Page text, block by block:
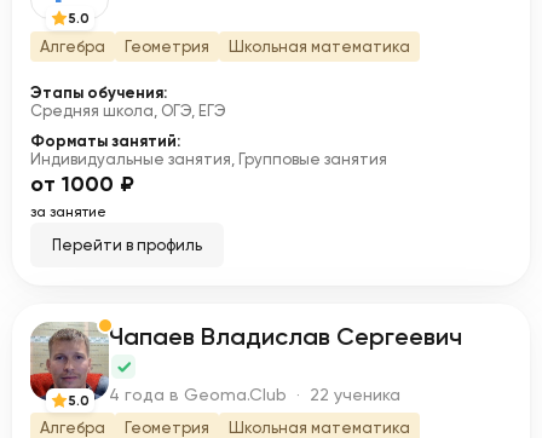
5.0
Алгебра Геометрия Школьная математика
Этапы обучения:
Средняя школа, ОГЭ, ЕГЭ
Форматы занятий:
Индивидуальные занятия, Групповые занятия
от 1000 ₽
за занятие
Перейти в профиль
Ч
5.0
Чапаев Владислав Сергеевич
4 года в Geoma.Club · 22 ученика
Алгебра Геометрия
Школьная математика